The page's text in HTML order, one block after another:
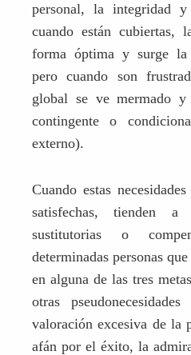
personal, la integridad
cuando están cubiertas,
forma óptima y surge la
pero cuando son
global se ve mermado
contingente o
externo).
Cuando estas
satisfechas, tienden a
sustitutorias o
determinadas personas
en alguna de las tres
otras
valoración excesiva de la
afán por el éxito, la